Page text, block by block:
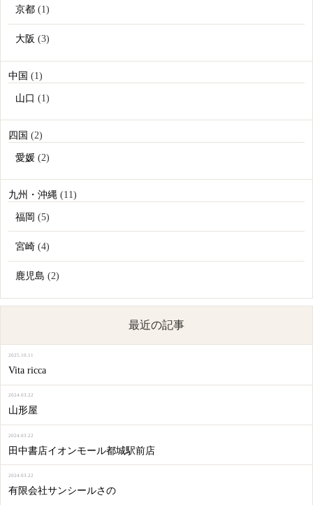
京都 (1)
大阪 (3)
中国 (1)
山口 (1)
四国 (2)
愛媛 (2)
九州・沖縄 (11)
福岡 (5)
宮崎 (4)
鹿児島 (2)
最近の記事
Vita ricca
2025.10.11
山形屋
2024.03.22
田中書店イオンモール都城駅前店
2024.03.22
有限会社サンシールさの
2024.03.22